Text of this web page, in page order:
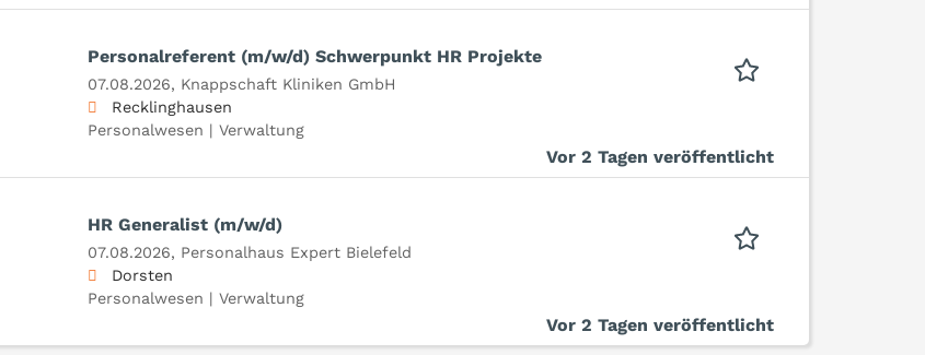
Personalreferent (m/w/d) Schwerpunkt HR Projekte
07.08.2026, Knappschaft Kliniken GmbH
Recklinghausen
Personalwesen | Verwaltung
Vor 2 Tagen veröffentlicht
HR Generalist (m/w/d)
07.08.2026, Personalhaus Expert Bielefeld
Dorsten
Personalwesen | Verwaltung
Vor 2 Tagen veröffentlicht